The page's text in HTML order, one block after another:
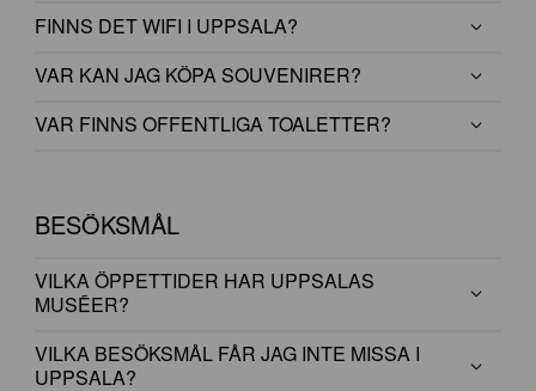
FINNS DET WIFI I UPPSALA?
VAR KAN JAG KÖPA SOUVENIRER?
VAR FINNS OFFENTLIGA TOALETTER?
BESÖKSMÅL
VILKA ÖPPETTIDER HAR UPPSALAS
MUSÉER?
VILKA BESÖKSMÅL FÅR JAG INTE MISSA I
UPPSALA?